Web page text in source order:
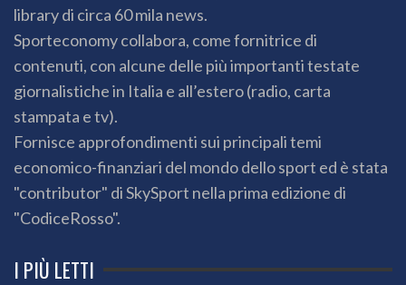
library di circa 60 mila news.
Sporteconomy collabora, come fornitrice di
contenuti, con alcune delle più importanti testate
giornalistiche in Italia e all’estero (radio, carta
stampata e tv).
Fornisce approfondimenti sui principali temi
economico-finanziari del mondo dello sport ed è stata
"contributor" di SkySport nella prima edizione di
"CodiceRosso".
I PIÙ LETTI